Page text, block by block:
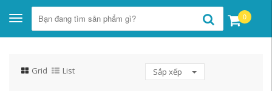
Toggle
navigation
0
Grid List Sắp xếp